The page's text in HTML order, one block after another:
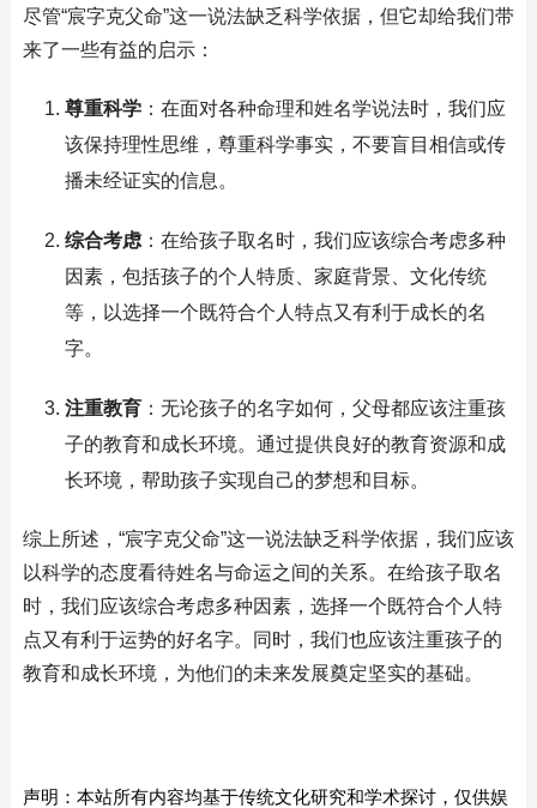
尽管“宸字克父命”这一说法缺乏科学依据，但它却给我们带
来了一些有益的启示：
尊重科学：在面对各种命理和姓名学说法时，我们应
该保持理性思维，尊重科学事实，不要盲目相信或传
播未经证实的信息。
综合考虑：在给孩子取名时，我们应该综合考虑多种
因素，包括孩子的个人特质、家庭背景、文化传统
等，以选择一个既符合个人特点又有利于成长的名
字。
注重教育：无论孩子的名字如何，父母都应该注重孩
子的教育和成长环境。通过提供良好的教育资源和成
长环境，帮助孩子实现自己的梦想和目标。
综上所述，“宸字克父命”这一说法缺乏科学依据，我们应该
以科学的态度看待姓名与命运之间的关系。在给孩子取名
时，我们应该综合考虑多种因素，选择一个既符合个人特
点又有利于运势的好名字。同时，我们也应该注重孩子的
教育和成长环境，为他们的未来发展奠定坚实的基础。
声明：本站所有内容均基于传统文化研究和学术探讨，仅供娱